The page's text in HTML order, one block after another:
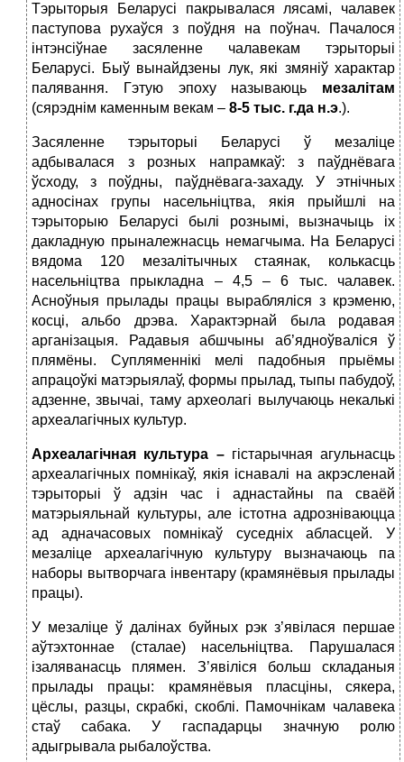
Тэрыторыя Беларусі пакрывалася лясамі, чалавек
паступова рухаўся з поўдня на поўнач. Пачалося
інтэнсіўнае засяленне чалавекам тэрыторыі
Беларусі. Быў вынайдзены лук, які змяніў характар
палявання. Гэтую эпоху называюць мезалітам
(сярэднім каменным векам – 8-5 тыс. г.да н.э.).
Засяленне тэрыторыі Беларусі ў мезаліце
адбывалася з розных напрамкаў: з паўднёвага
ўсходу, з поўдны, паўднёвага-захаду. У этнічных
адносінах групы насельніцтва, якія прыйшлі на
тэрыторыю Беларусі былі рознымі, вызначыць іх
дакладную прыналежнасць немагчыма. На Беларусі
вядома 120 мезалітычных стаянак, колькасць
насельніцтва прыкладна – 4,5 – 6 тыс. чалавек.
Асноўныя прылады працы вырабляліся з крэменю,
косці, альбо дрэва. Характэрнай была родавая
арганізацыя. Радавыя абшчыны аб’ядноўваліся ў
плямёны. Супляменнікі мелі падобныя прыёмы
апрацоўкі матэрыялаў, формы прылад, тыпы пабудоў,
адзенне, звычаі, таму археолагі вылучаюць некалькі
археалагічных культур.
Археалагічная культура – гістарычная агульнасць
археалагічных помнікаў, якія існавалі на акрэсленай
тэрыторыі ў адзін час і аднастайны па сваёй
матэрыяльнай культуры, але істотна адрозніваюцца
ад адначасовых помнікаў суседніх абласцей. У
мезаліце археалагічную культуру вызначаюць па
наборы вытворчага інвентару (крамянёвыя прылады
працы).
У мезаліце ў далінах буйных рэк з’явілася першае
аўтэхтоннае (сталае) насельніцтва. Парушалася
ізаляванасць плямен. З’явіліся больш складаныя
прылады працы: крамянёвыя пласціны, сякера,
цёслы, разцы, скрабкі, скоблі. Памочнікам чалавека
стаў сабака. У гаспадарцы значную ролю
адыгрывала рыбалоўства.